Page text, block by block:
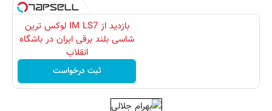
بازدید از IM LS7 لوکس ترین
شاسی بلند برقی ایران در باشگاه
انقلاب
ثبت درخواست